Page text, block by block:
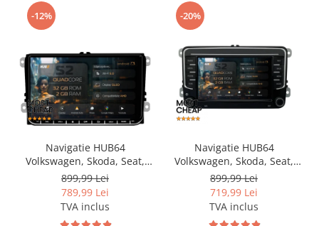
-12%
Navigatie HUB64
Volkswagen, Skoda, Seat,
2GB RAM, Android, GPS, Wi-
FI, Carplay, Android Auto,
USB, Bluetooth, Radio,
Waze, Touchscreen, 9 inch
899,99 Lei
789,99 Lei
TVA inclus
-20%
Navigatie HUB64
Volkswagen, Skoda, Seat,
2GB RAM, Android, GPS, Wi-
FI, Carplay, Android Auto,
USB, Bluetooth, Radio,
Waze, Touchscreen, 7 inch
899,99 Lei
719,99 Lei
TVA inclus